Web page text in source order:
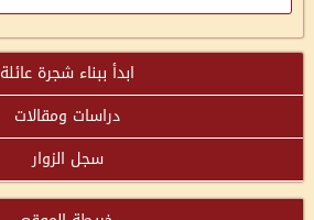
ابدأ ببناء شجرة عائلة
دراسات ومقالات
سجل الزوار